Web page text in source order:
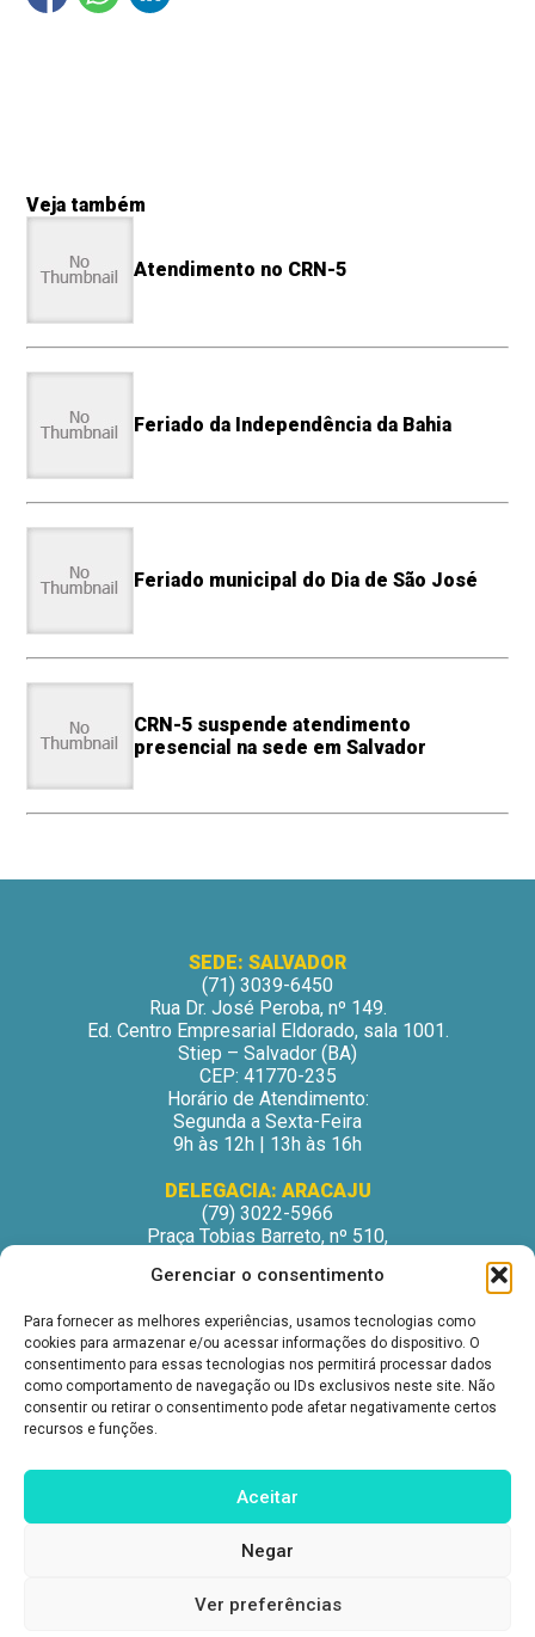
Gerenciar o consentimento
Para fornecer as melhores experiências, usamos tecnologias como
cookies para armazenar e/ou acessar informações do dispositivo. O
consentimento para essas tecnologias nos permitirá processar dados
como comportamento de navegação ou IDs exclusivos neste site. Não
consentir ou retirar o consentimento pode afetar negativamente certos
recursos e funções.
Aceitar
Negar
Ver preferências
Veja também
Atendimento no CRN-5
Feriado da Independência da Bahia
Feriado municipal do Dia de São José
CRN-5 suspende atendimento
presencial na sede em Salvador
SEDE: SALVADOR
(71) 3039-6450
Rua Dr. José Peroba, nº 149.
Ed. Centro Empresarial Eldorado, sala 1001.
Stiep – Salvador (BA)
CEP: 41770-235
Horário de Atendimento:
Segunda a Sexta-Feira
9h às 12h | 13h às 16h
DELEGACIA: ARACAJU
(79) 3022-5966
Praça Tobias Barreto, nº 510,
São José – Aracaju/SE
Horário de Atendimento:
Segunda a Sexta-Feira
9h às 12h | 13h às 16h
DELEGACIA: ITABUNA
Avenida Princesa Isabel, nº 395.
Ed. Itabuna Trade Center, sala 914.
São Caetano – Itabuna (BA)
Horário de Atendimento:
9h às 12h | 13h às 16h